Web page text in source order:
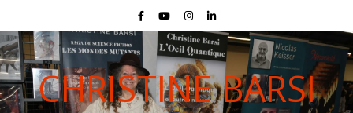
CHRISTINE BARSI